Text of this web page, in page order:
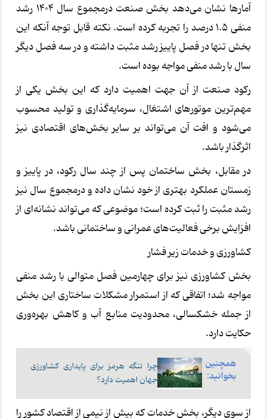
آمارها نشان می‌دهد بخش صنعت درمجموع سال 1404 رشد
منفی 1.5 درصد را تجربه کرده است. نکته قابل توجه آنکه این
بخش تنها در فصل پاییز رشد مثبت داشته و در سه فصل دیگر
سال با رشد منفی مواجه بوده است.
رکود صنعت از آن جهت اهمیت دارد که این بخش یکی از
مهم‌ترین موتورهای اشتغال، سرمایه‌گذاری و تولید محسوب
می‌شود و افت آن می‌تواند بر سایر بخش‌های اقتصادی نیز
اثرگذار باشد.
در مقابل، بخش ساختمان پس از چند سال رکود، در پاییز و
زمستان عملکرد بهتری از خود نشان داده و درمجموع سال نیز
رشد مثبت را ثبت کرده است؛ موضوعی که می‌تواند نشانه‌ای از
افزایش برخی فعالیت‌های عمرانی و ساختمانی باشد.
کشاورزی و خدمات زیر فشار
بخش کشاورزی نیز برای چهارمین فصل متوالی با رشد منفی
مواجه شد؛ اتفاقی که از استمرار مشکلات ساختاری این بخش
از جمله خشکسالی، محدودیت منابع آب و کاهش بهره‌وری
حکایت دارد.
همچنین
بخوانید:
چرا تنگه هرمز برای پایداری کشاورزی
جهان اهمیت دارد؟
از سوی دیگر، بخش خدمات که بیش از نیمی از اقتصاد کشور را